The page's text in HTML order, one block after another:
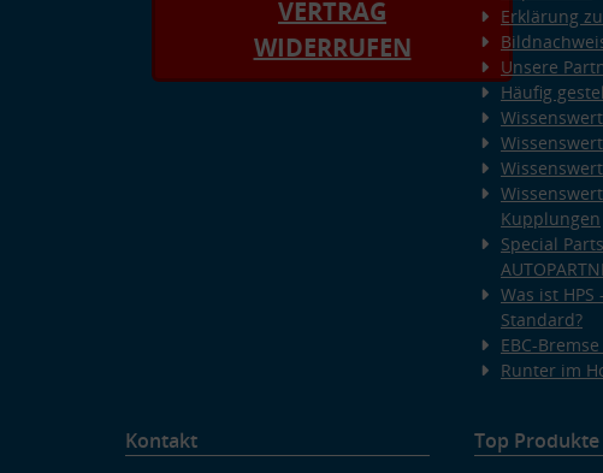
VERTRAG
WIDERRUFEN
Erklärung
Unsere
Häufig
Kupplungen
Special
Was ist
Standard?
EBC-
Runter im
Kontakt Top Produkte